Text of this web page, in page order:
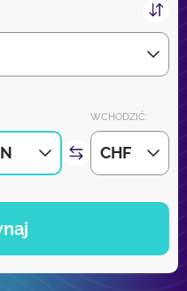
i Androida:
WCHODZIĆ:
CHF